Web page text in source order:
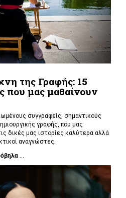
της Γραφής: 15
που μας μαθαίνουν
συγγραφείς, σημαντικούς
γραφής, που μας
δικές μας ιστορίες καλύτερα αλλά
αναγνώστες.
...